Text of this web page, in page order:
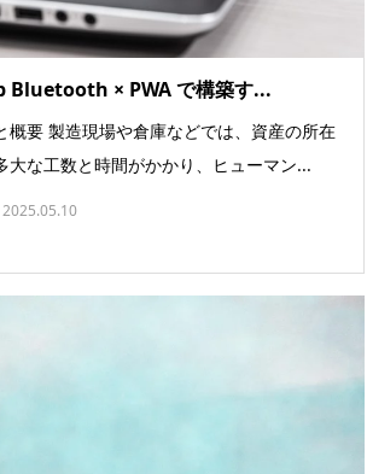
Bluetooth × PWA で構築す...
概要 製造現場や倉庫などでは、資産の所在
大な工数と時間がかかり、ヒューマン...
2025.05.10